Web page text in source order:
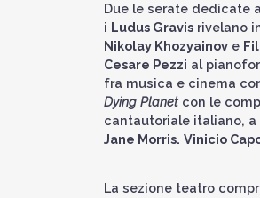
Due le serate dedicate
i Ludus Gravis rivelano
Nikolay Khozyainov e
Cesare Pezzi al
fra musica e cinema
Dying Planetcon le
cantautoriale italiano,
Jane Morris. Vinicio
La sezione teatro